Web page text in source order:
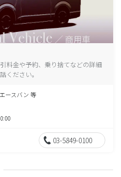
料金や予約、乗り捨てなどの詳細
ください。
ースバン 等
03-5849-0100